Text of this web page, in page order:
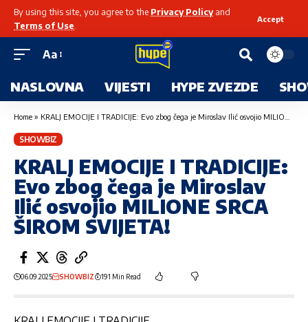
By using this site, you agree to the Privacy Policyand
Terms of Use
Accept
Aa
NASLOVNA VIJESTI HYPE ZVEZDE
Home » KRALJ EMOCIJE I TRADICIJE: Evo zbog čega je Miroslav Ilić osvojio MILIONE SRCA ŠIROM SVIJETA!
SHOWBIZ
KRALJ EMOCIJE I TRADICIJE:
Evo zbog čega je Miroslav
Ilić osvojio MILIONE SRCA
ŠIROM SVIJETA!
06.09.2025 SHOWBIZ 191 Min Read